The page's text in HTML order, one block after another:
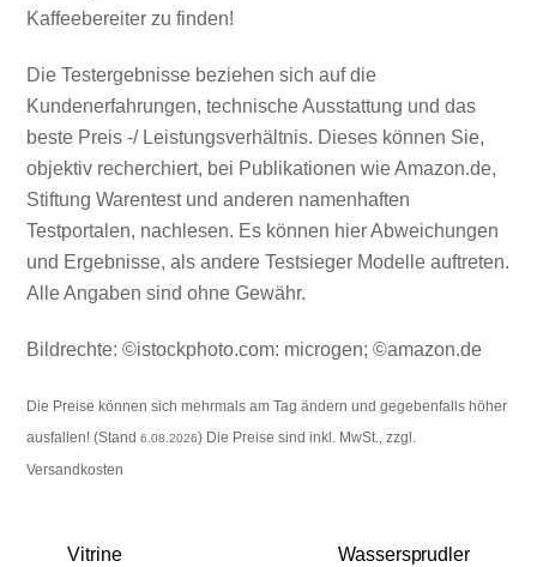
Kaffeebereiter zu finden!
Die Testergebnisse beziehen sich auf die
Kundenerfahrungen, technische Ausstattung und das
beste Preis -/ Leistungsverhältnis. Dieses können Sie,
objektiv recherchiert, bei Publikationen wie Amazon.de,
Stiftung Warentest und anderen namenhaften
Testportalen, nachlesen. Es können hier Abweichungen
und Ergebnisse, als andere Testsieger Modelle auftreten.
Alle Angaben sind ohne Gewähr.
Bildrechte: ©istockphoto.com: microgen; ©amazon.de
Die Preise können sich mehrmals am Tag ändern und gegebenfalls höher
ausfallen! (Stand6.08.2026) Die Preise sind inkl. MwSt., zzgl.
Versandkosten
Vitrine Wassersprudler